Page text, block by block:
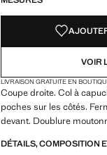
VOIR
LIVRAISON GRATUITE EN
Coupe droite. Col à
poches sur les côtés.
devant. Doublure
DÉTAILS, COMPOSITION